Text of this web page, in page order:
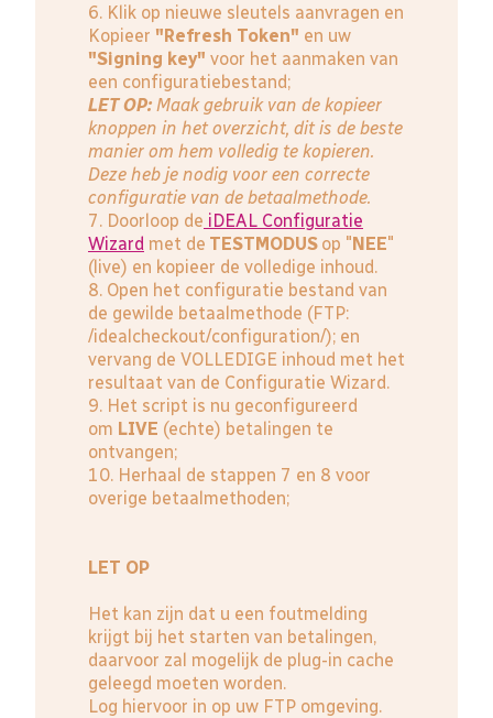
6. Klik op nieuwe sleutels aanvragen en
Kopieer "Refresh Token" en uw
"Signing key" voor het aanmaken van
een configuratiebestand;
LET OP: Maak gebruik van de kopieer
knoppen in het overzicht, dit is de beste
manier om hem volledig te kopieren.
Deze heb je nodig voor een correcte
configuratie van de betaalmethode.
7. Doorloop de iDEAL Configuratie
Wizard met de TESTMODUS op "NEE"
(live) en kopieer de volledige inhoud.
8. Open het configuratie bestand van
de gewilde betaalmethode (FTP:
/idealcheckout/configuration/); en
vervang de VOLLEDIGE inhoud met het
resultaat van de Configuratie Wizard.
9. Het script is nu geconfigureerd
om LIVE (echte) betalingen te
ontvangen;
10. Herhaal de stappen 7 en 8 voor
overige betaalmethoden;
LET OP
Het kan zijn dat u een foutmelding
krijgt bij het starten van betalingen,
daarvoor zal mogelijk de plug-in cache
geleegd moeten worden.
Log hiervoor in op uw FTP omgeving.